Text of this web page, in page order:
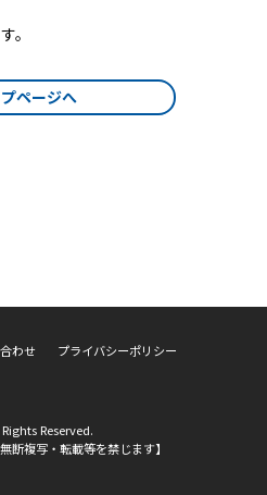
。
プページへ
わせ プライバシーポリシー
Reserved.
断複写・転載等を禁じます】